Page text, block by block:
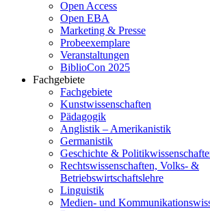
Open Access
Open EBA
Marketing & Presse
Probeexemplare
Veranstaltungen
BiblioCon 2025
Fachgebiete
Fachgebiete
Kunstwissenschaften
Pädagogik
Anglistik – Amerikanistik
Germanistik
Geschichte &
Rechtswissenschaften, Volks- &
Betriebswirtschaftslehre
Linguistik
Medien- und